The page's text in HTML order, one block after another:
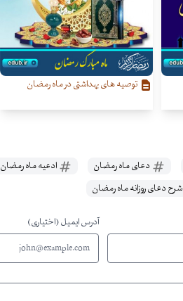
توصیه های بهداشتی در ماه رمضان
دعای ماه رمضان ادعیه ماه رمضان
شرح دعای روزانه ماه رمضان
آدرس ایمیل (اختیاری)